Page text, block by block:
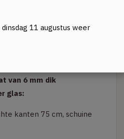
11 augustus weer
van 6 mm dik
glas:
kanten 75 cm, schuine